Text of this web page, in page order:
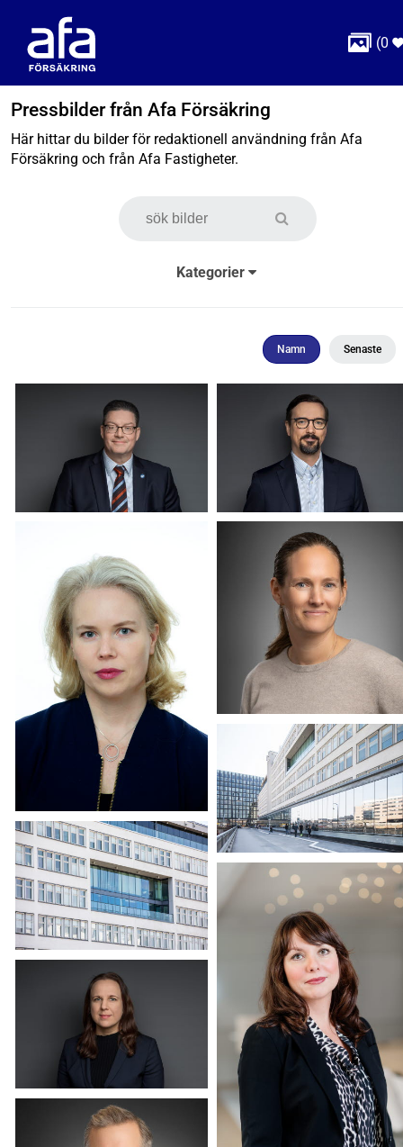
 (0
Pressbilder från Afa Försäkring
Här hittar du bilder för redaktionell användning från Afa
Försäkring och från Afa Fastigheter.
Kategorier
Namn Senaste